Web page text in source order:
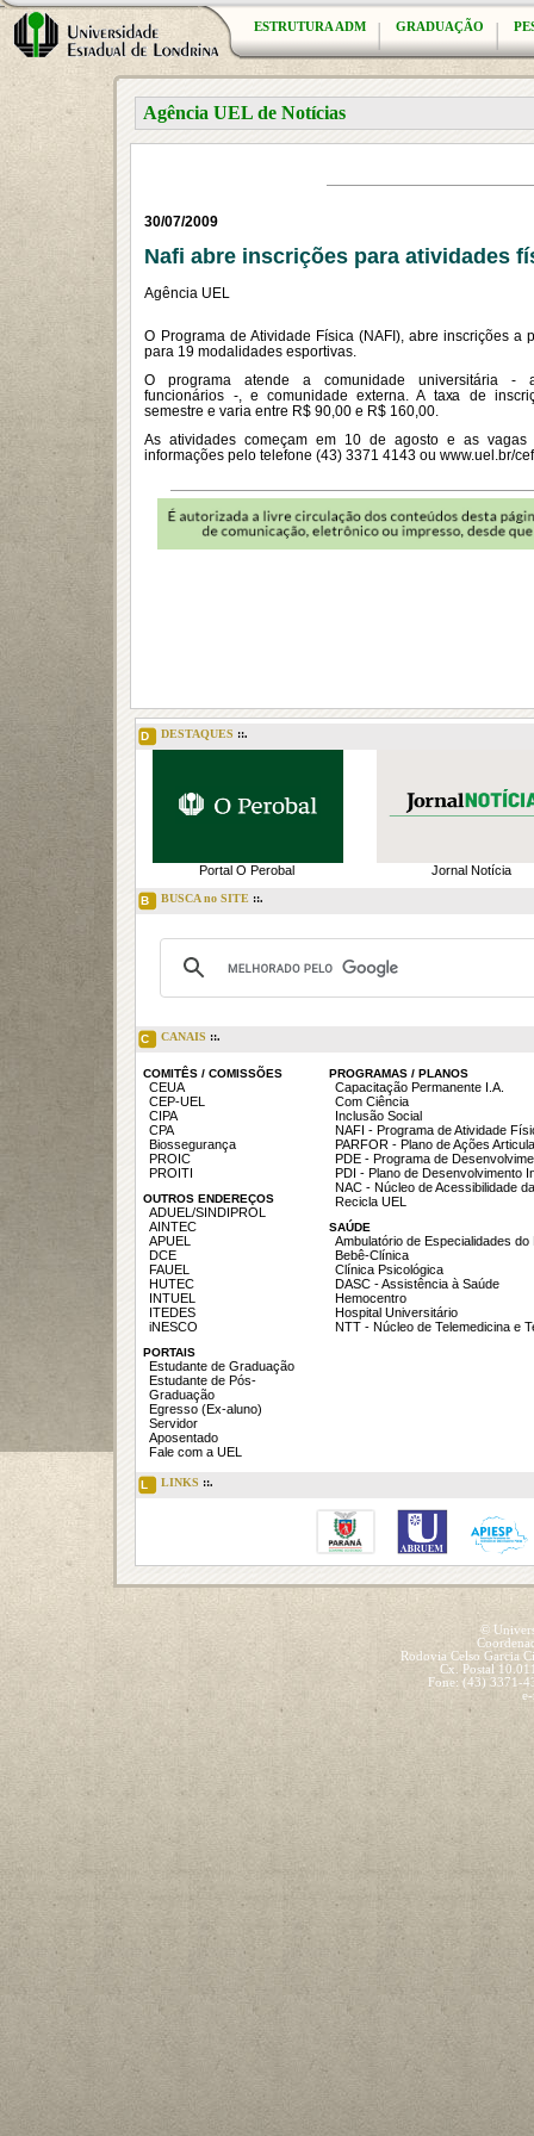
ESTRUTURA ADM GRADUAÇÃO
Agência UEL de Notícias
30/07/2009
Nafi abre inscrições para atividades
Agência UEL
O Programa de Atividade Física (NAFI), abre inscrições a
para 19 modalidades esportivas.
O programa atende a comunidade universitária -
funcionários -, e comunidade externa. A taxa de
semestre e varia entre R$ 90,00 e R$ 160,00.
As atividades começam em 10 de agosto e as vagas
informações pelo telefone (43) 3371 4143 ou www.uel.br/
D DESTAQUES ::.
Portal O Perobal Jornal Notícia
B BUSCA no SITE ::.
C CANAIS ::.
COMITÊS / COMISSÕES
CEUA
CEP-UEL
CIPA
CPA
Biossegurança
PROIC
PROITI
OUTROS ENDEREÇOS
ADUEL/SINDIPROL
AINTEC
APUEL
DCE
FAUEL
HUTEC
INTUEL
ITEDES
iNESCO
PORTAIS
Estudante de Graduação
Estudante de Pós-
Graduação
Egresso (Ex-aluno)
Servidor
Aposentado
Fale com a UEL
PROGRAMAS / PLANOS
Capacitação Permanente I.A.
Com Ciência
Inclusão Social
NAFI - Programa de Atividade
PARFOR - Plano de Ações
PDE - Programa de
PDI - Plano de Desenvolvimento
NAC - Núcleo de Acessibilidade
Recicla UEL
SAÚDE
Ambulatório de Especialidades do
Bebê-Clínica
Clínica Psicológica
DASC - Assistência à Saúde
Hemocentro
Hospital Universitário
NTT - Núcleo de Telemedicina e
L LINKS ::.
©
Rodovia Celso Garcia
Cx. Postal
Fone: (43) 3371-